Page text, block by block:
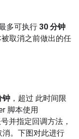
多可执行 30 分钟
取消之前做出的任
钟 ，超过 此时间限
脚本使用
并指定回调方法，
消。下图对此进行